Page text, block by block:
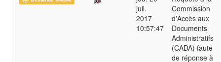
juil.
2017
10:57:47
Commission
d'Accès aux
Documents
Administratifs
(CADA) faute
de réponse à